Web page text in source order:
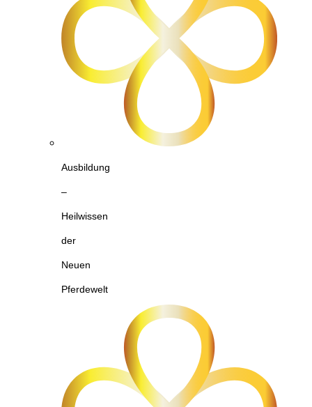
Ausbildung
–
Heilwissen
der
Neuen
Pferdewelt